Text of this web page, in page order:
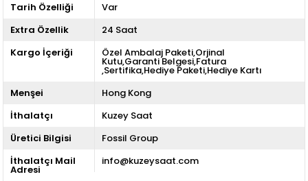
Tarih Özelliği
Var
Extra Özellik
24 Saat
Kargo İçeriği
Özel Ambalaj Paketi,Orjinal
Kutu,Garanti Belgesi,Fatura
,Sertifika,Hediye Paketi,Hediye Kartı
Menşei
Hong Kong
İthalatçı
Kuzey Saat
Üretici Bilgisi
Fossil Group
İthalatçı Mail
Adresi
info@kuzeysaat.com